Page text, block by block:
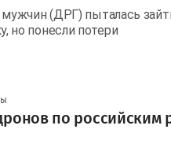
(ДРГ) пыталась
но понесли потери
по российским